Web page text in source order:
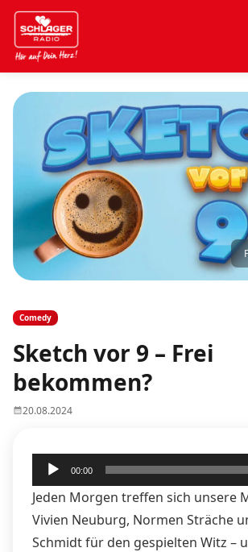
Comedy
Sketch vor 9 – Frei
bekommen?
20.08.2024
Audio-
Player
00:00
Jeden Morgen treffen sich unsere
Vivien Neuburg, Normen Sträche
Schmidt für den gespielten Witz –